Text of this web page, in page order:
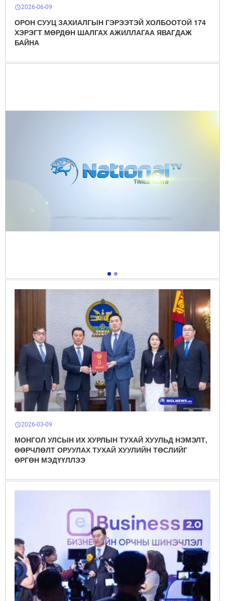
schedule2026-06-09
ОРОН СУУЦ ЗАХИАЛГЫН ГЭРЭЭТЭЙ ХОЛБООТОЙ 174
ХЭРЭГТ МӨРДӨН ШАЛГАХ АЖИЛЛАГАА ЯВАГДАЖ
БАЙНА
schedule2026-03-09
МОНГОЛ УЛСЫН ИХ ХУРЛЫН ТУХАЙ ХУУЛЬД НЭМЭЛТ,
ӨӨРЧЛӨЛТ ОРУУЛАХ ТУХАЙ ХУУЛИЙН ТӨСЛИЙГ
ӨРГӨН МЭДҮҮЛЛЭЭ